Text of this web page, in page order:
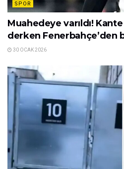
SPOR
Muahedeye varıldı!
derken Fenerbahçe’den
30 OCAK 2026